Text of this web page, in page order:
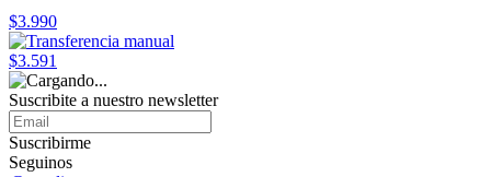
$3.990
$3.591
Suscribite a nuestro newsletter
Suscribirme
Seguinos